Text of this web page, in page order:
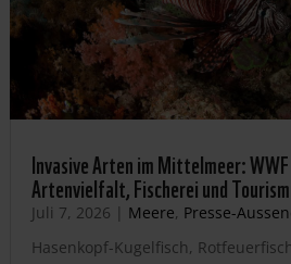
Invasive Arten im Mittelmeer:
Artenvielfalt, Fischerei und
Juli 7, 2026 | Meere, Presse-
Hasenkopf-Kugelfisch,